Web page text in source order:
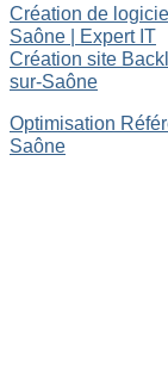
Création de
Saône | Expert IT
Création site
sur-Saône
Optimisation
Saône